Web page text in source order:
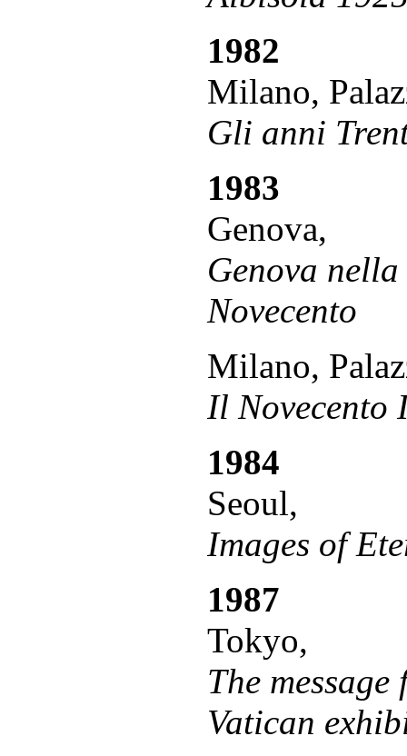
1982
Milano,
Gli anni
1983
Genova,
Genova
Novecento
Milano,
Il Novecento
1984
Seoul,
Images of
1987
Tokyo,
The
Vatican